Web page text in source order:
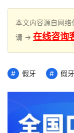
本文内容源自网络
请 → 在线咨询
假牙 假